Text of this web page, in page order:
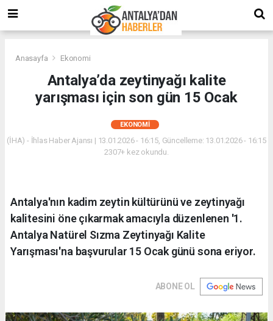
Anasayfa Ekonomi
Antalya’da zeytinyağı kalite
yarışması için son gün 15 Ocak
EKONOMI
(İHA) - İhlas Haber Ajansı | 13.01.2026 - 16:15, Güncelleme: 13.01.2026 - 16:15
2307+ kez okundu.
Antalya'nın kadim zeytin kültürünü ve zeytinyağı
kalitesini öne çıkarmak amacıyla düzenlenen '1.
Antalya Natürel Sızma Zeytinyağı Kalite
Yarışması'na başvurular 15 Ocak günü sona eriyor.
ABONE OL